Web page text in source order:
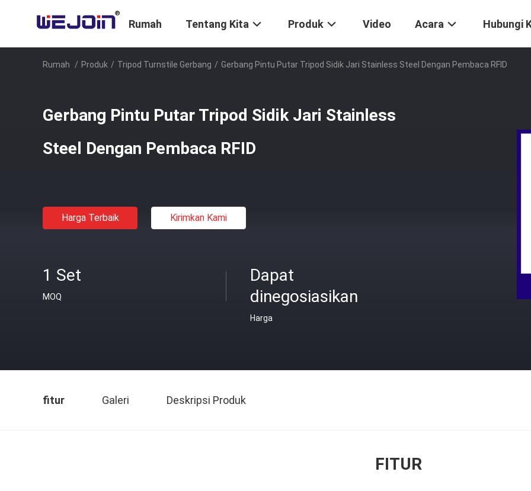
Rumah Tentang Kita Produk Video Acara Hubungi
Rumah / Produk / Tripod Turnstile Gerbang / Gerbang Pintu Putar Tripod Sidik Jari Stainless Steel Dengan Pembaca RFID
Gerbang Pintu Putar Tripod Sidik Jari Stainless
Steel Dengan Pembaca RFID
Harga Terbaik Kirimkan Kami
1 Set
MOQ
Dapat
dinegosiasikan
Harga
fitur Galeri Deskripsi Produk
FITUR